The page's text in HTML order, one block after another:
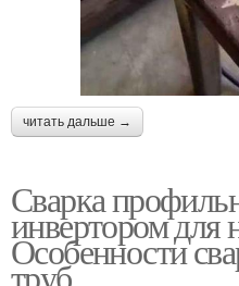
читать дальше →
Сварка
инвертором
Особенности
труб